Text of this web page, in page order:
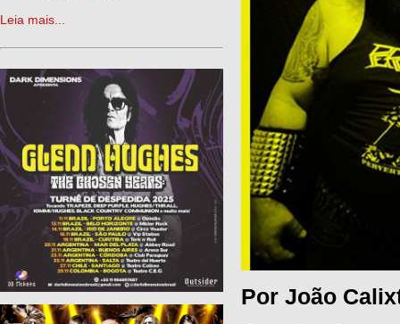
Leia mais...
Por João